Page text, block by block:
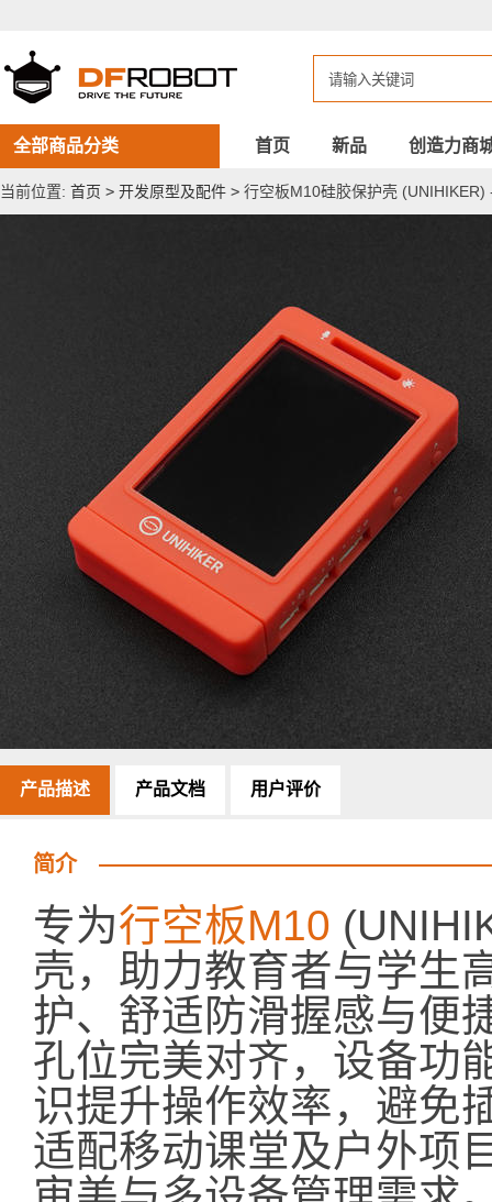
M10
硅
胶
保
护
壳
(UNIHIKER)
-
全部商品分类 首页 新品 创造力商
当前位置: 首页 > 开发原型及配件 > 行空板M10硅胶保护壳 (UNIHIKER)
产品描述 产品文档 用户评价
简介
专为行空板M10
壳，助力教育者与学生
护、舒适防滑握感与便
孔位完美对齐，设备功
识提升操作效率，避免
适配移动课堂及户外项